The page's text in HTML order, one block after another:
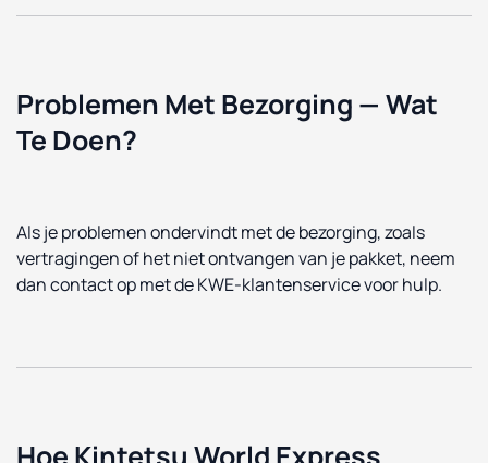
Problemen Met Bezorging — Wat
Te Doen?
Als je problemen ondervindt met de bezorging, zoals
vertragingen of het niet ontvangen van je pakket, neem
dan contact op met de KWE-klantenservice voor hulp.
Hoe Kintetsu World Express